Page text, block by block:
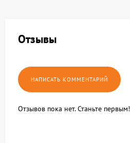
Отзывы
Отзывов пока нет. Станьте первым!